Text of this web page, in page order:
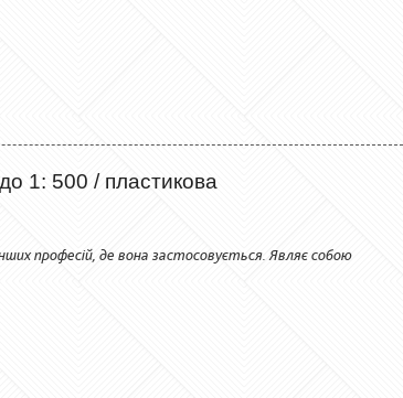
1: 500 / пластикова
професій, де вона застосовується. Являє собою